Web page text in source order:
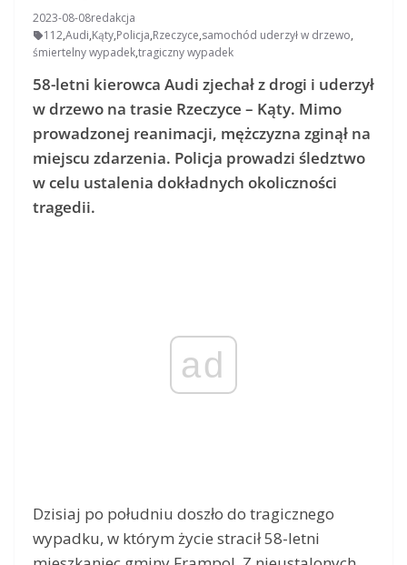
2023-08-08redakcja
112,Audi,Kąty,Policja,Rzeczyce,samochód uderzył w drzewo,
śmiertelny wypadek,tragiczny wypadek
58-letni kierowca Audi zjechał z drogi i uderzył
w drzewo na trasie Rzeczyce – Kąty. Mimo
prowadzonej reanimacji, mężczyzna zginął na
miejscu zdarzenia. Policja prowadzi śledztwo
w celu ustalenia dokładnych okoliczności
tragedii.
ad
Dzisiaj po południu doszło do tragicznego
wypadku, w którym życie stracił 58-letni